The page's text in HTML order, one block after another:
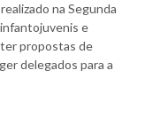
na Segunda
e
propostas de
delegados para a